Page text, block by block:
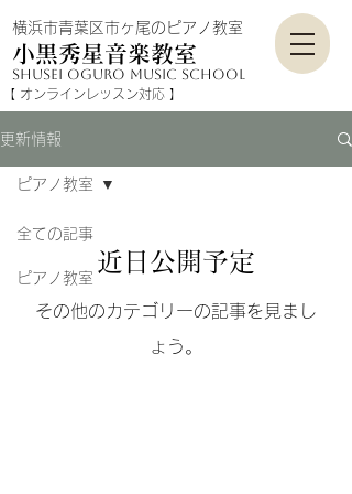
横浜市青葉区市ヶ尾のピアノ教室
小黒秀星音楽教室
shusei Oguro music school
​【 オンラインレッスン対応​​ 】
更新情報
全ての記事
ピアノ教室
ピアノ教室
近日公開予定
その他のカテゴリーの記事を見まし
ょう。